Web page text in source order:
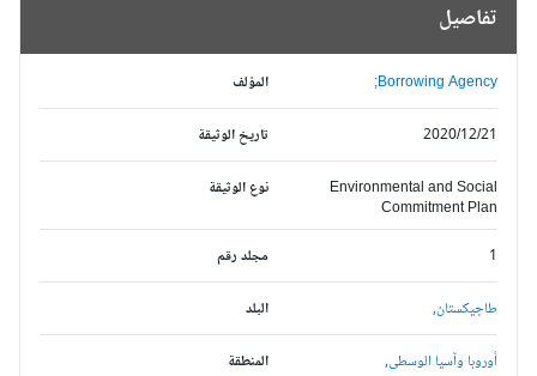
تفاصيل
المؤلف Borrowing Agency;
تاريخ الوثيقة 2020/12/21
نوع الوثيقة
Environmental and Social
Commitment Plan
مجلد رقم
البلد طاجيكستان,
المنطقة أوروبا وآسيا الوسطى,